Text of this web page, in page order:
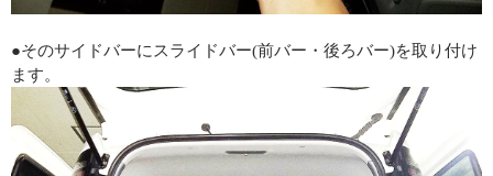
●そのサイドバーにスライドバー(前バー・後ろバー)を取り付け
ます。